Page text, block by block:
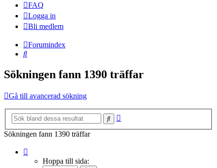
FAQ
Logga in
Bli medlem
Forumindex
Sök
Sökningen fann 1390 träffar
Gå till avancerad sökning
Sök
Sökningen fann 1390 träffar
Hoppa till sida: